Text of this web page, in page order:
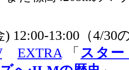
) 12:00-13:00（4/30
EXTRA 「 スター